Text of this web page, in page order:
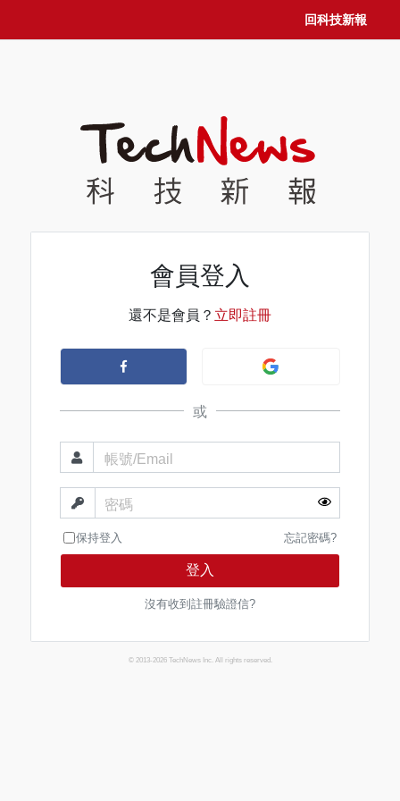
回科技新報
會員登入
還不是會員？ 立即註冊
或
帳號/Email
密碼
保持登入 忘記密碼?
登入
沒有收到註冊驗證信?
© 2013-2026 TechNews Inc. All rights reserved.